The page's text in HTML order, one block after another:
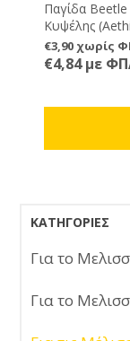
Παγίδα Beetle
Κυψέλης
€3,90 χωρίς
€4,84 με
ΚΑΤΗΓΟΡΊΕΣ
Για το
Για το